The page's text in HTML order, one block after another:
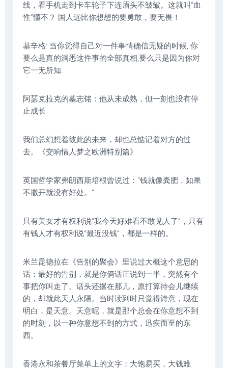
线，看手机走到卡车轮子下连眉头不皱皱。这就叫“血
性”懂不？ 国人远比你想想的要勇敢，要无畏！
基辛格: 当你觉得自己对一件事情确信无疑的时候, 你
要么是真的洞悉这件事的全部真相,要么只是因为你对
它一无所知.
阿瑟克拉克的墓志铭：他从未成熟，但一刻也没有停
止成长
我们总幻想着彼此的未来，却也总惦记着对方的过
去。《交响情人梦之欧洲特别篇》
英国哲学家弗朗西斯培根曾说过：“钱就像粪肥，如果
不撒开就没有好处。”
只有美女才有权利说“我今天好难看不敢见人了”，只有
有钱人才有权利说“最近没钱”，都是一样的。
米兰昆德拉在《告别的聚会》里说过大概这个意思的
话：最好的告别，就是你俩话正说到一半，突然有个
事把你叫走了。话头还撂在那儿，原打算待会儿继续
的，却就此天人永隔。当时读到时只觉得诗意，现在
明白，是天意。天意呢，就是那个总会在你意想不到
的时刻，以一种你意想不到的方式，迅疾而至的东
西。
香港永和茶餐厅菜单上的文字：大饱易买，大钱难